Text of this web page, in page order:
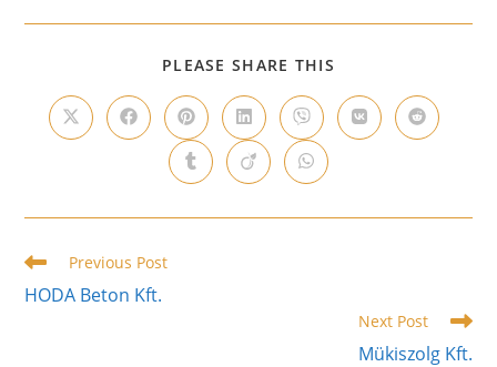
PLEASE SHARE THIS
CONTENT
Opens
in
Opens
in
window
Opens
in
a
new
window
Opens
in
a
new
window
Opens
in
a
new
window
Opens
in
Opens
in
Opens
in
new
Opens
in
new
Opens
in
new
Read
articles
Previous Post
HODA Beton Kft.
Next Post
Mükiszolg Kft.